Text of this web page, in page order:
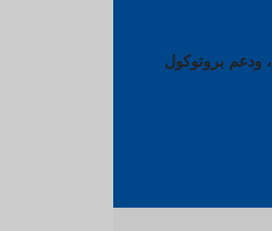
تشغيل مستقر على مدار الساعة طوال أيام الأسبوع مع حماية مراقبة النظام، وشبكة VPN، ودعم بروتوكول